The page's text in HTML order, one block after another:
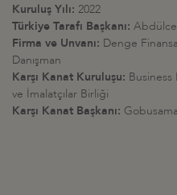
Kuruluş Yılı: 2022
Türkiye Tarafı Başkanı:
Firma ve Unvanı: Denge
Danışman
Karşı Kanat Kuruluşu: Business
ve İmalatçılar Birliği
Karşı Kanat Başkanı: